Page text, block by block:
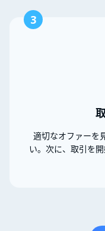
3
適切なオファーを
い。次に、取引を